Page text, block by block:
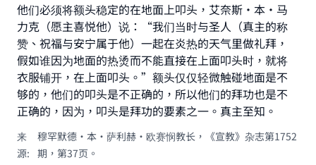
他们必须将额头稳定的在地面上叩头，艾奈斯·本·马
力克（愿主喜悦他）说：“我们当时与圣人（真主的称
赞、祝福与安宁属于他）一起在炎热的天气里做礼拜，
假如谁因为地面的热烫而不能直接在上面叩头时，就将
衣服铺开，在上面叩头。”额头仅仅轻微触碰地面是不
够的，他们的叩头是不正确的，所以他们的拜功也是不
正确的，因为，叩头是拜功的要素之一。真主至知。
来
源:
穆罕默德·本·萨利赫·欧赛悯教长，《宣教》杂志第1752
期，第37页。
with your contribution today
Your support is crucial for our mission.
The Prophet (ﷺ) said:
"A person who leads others to doing what is
good will earn the same reward as those who